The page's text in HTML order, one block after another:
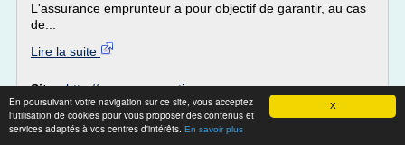
X
En poursuivant votre navigation sur ce site, vous acceptez
l'utilisation de cookies pour vous proposer des contenus et
services adaptés à vos centres d'intérêts. En savoir plus
L'assurance emprunteur a pour objectif de garantir, au cas
de...
Lire la suite
Site :http://www.sos-courtier.com
Assurance crédit immobilier ... - credit-
assurance.com